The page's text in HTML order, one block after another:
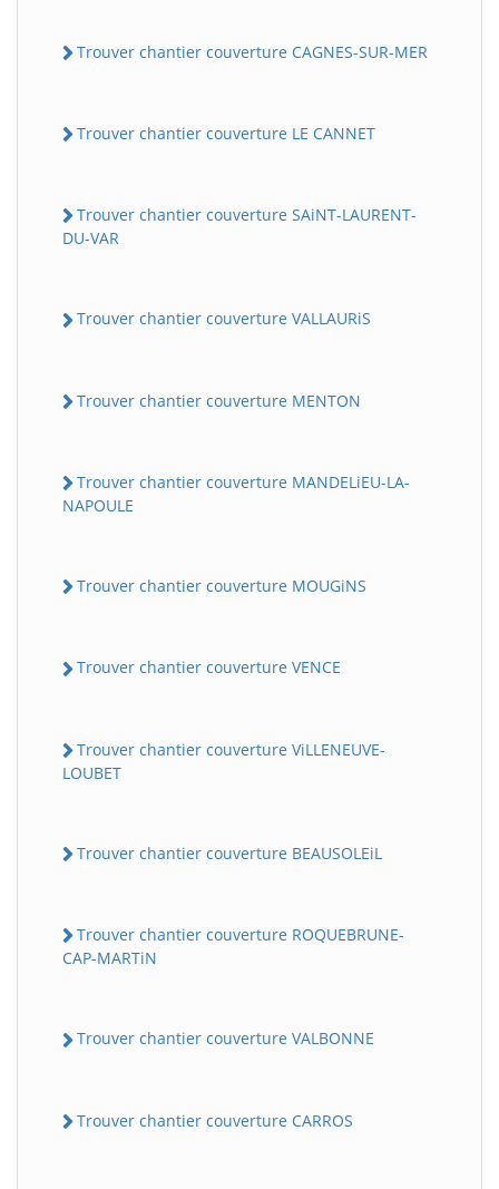
Trouver chantier couverture CAGNES-SUR-MER
Trouver chantier couverture LE CANNET
Trouver chantier couverture SAiNT-LAURENT-
DU-VAR
Trouver chantier couverture VALLAURiS
Trouver chantier couverture MENTON
Trouver chantier couverture MANDELiEU-LA-
NAPOULE
Trouver chantier couverture MOUGiNS
Trouver chantier couverture VENCE
Trouver chantier couverture ViLLENEUVE-
LOUBET
Trouver chantier couverture BEAUSOLEiL
Trouver chantier couverture ROQUEBRUNE-
CAP-MARTiN
Trouver chantier couverture VALBONNE
Trouver chantier couverture CARROS